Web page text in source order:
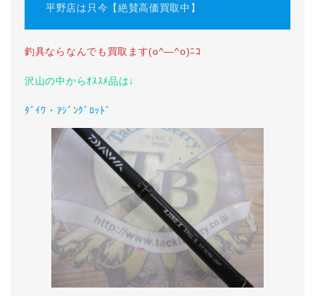
平野店は只今【絶賛高価買取中】
釣具ならなんでも買取ます(o^―^o)ﾆｺ
沢山の中からｵｽｽﾒ品は↓
ﾀﾞｲﾜ・ｱｼﾞﾝｸﾞﾛｯﾄﾞ